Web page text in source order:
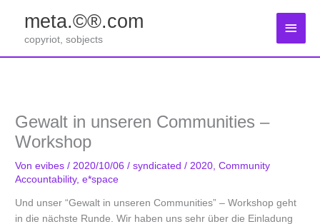
springen
meta.©®.com
copyriot, sobjects
Gewalt in unseren Communities –
Workshop
Vonevibes/ 2020/10/06/syndicated / 2020 ,Community
Accountability,e*space
Und unser “Gewalt in unseren Communities” – Workshop geht
in die nächste Runde. Wir haben uns sehr über die Einladung